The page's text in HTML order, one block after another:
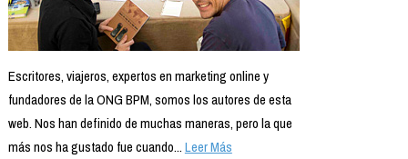
Escritores, viajeros, expertos en marketing online y
fundadores de la ONG BPM, somos los autores de esta
web. Nos han definido de muchas maneras, pero la que
más nos ha gustado fue cuando...Leer Más